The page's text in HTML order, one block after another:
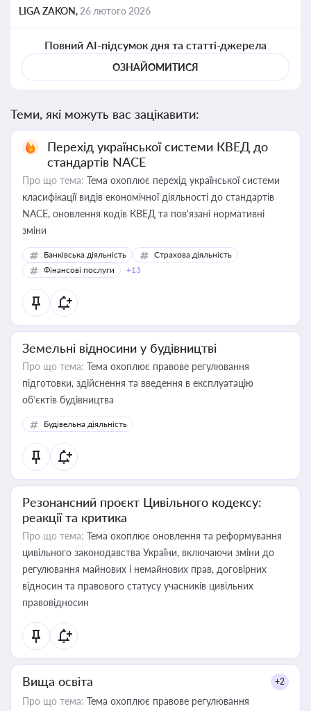
LIGA ZAKON, 26 лютого 2026
Повний AI-підсумок дня та статті-джерела
ОЗНАЙОМИТИСЯ
Теми, які можуть вас зацікавити:
Перехід української системи КВЕД до
стандартів NACE
Про що тема: Тема охоплює перехід української системи
класифікації видів економічної діяльності до стандартів
NACE, оновлення кодів КВЕД та пов'язані нормативні
зміни
Банківська діяльність
Страхова діяльність
Фінансові послуги
+13
Земельні відносини у будівництві
Про що тема: Тема охоплює правове регулювання
підготовки, здійснення та введення в експлуатацію
об’єктів будівництва
Будівельна діяльність
Резонансний проєкт Цивільного кодексу:
реакції та критика
Про що тема: Тема охоплює оновлення та реформування
цивільного законодавства України, включаючи зміни до
регулювання майнових і немайнових прав, договірних
відносин та правового статусу учасників цивільних
правовідносин
Вища освіта +2
Про що тема: Тема охоплює правове регулювання